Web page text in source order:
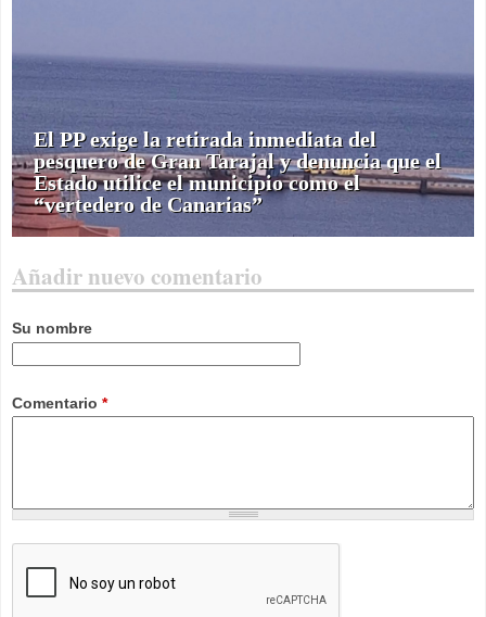
El PP exige la retirada inmediata del
pesquero de Gran Tarajal y denuncia que el
Estado utilice el municipio como el
“vertedero de Canarias”
Añadir nuevo comentario
Su nombre
Comentario *